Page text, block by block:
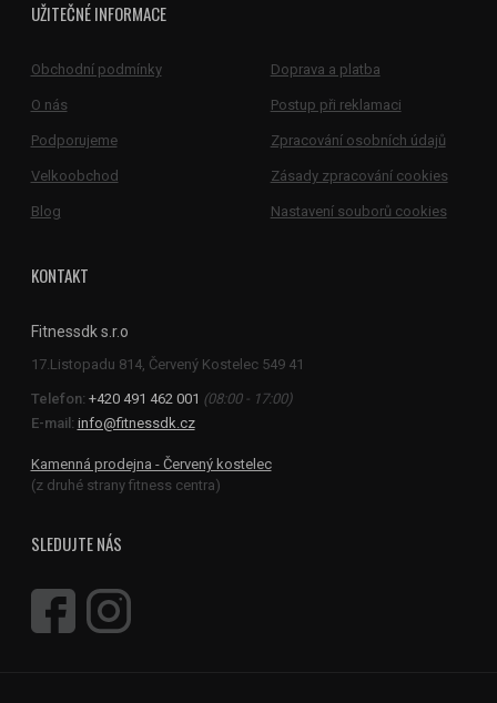
UŽITEČNÉ INFORMACE
Obchodní podmínky Doprava a platba
O nás Postup při reklamaci
Podporujeme Zpracování osobních údajů
Velkoobchod Zásady zpracování cookies
Blog Nastavení souborů cookies
KONTAKT
Fitnessdk s.r.o
Telefon: +420 491 462 001 (08:00 - 17:00)
E-mail: info@fitnessdk.cz
Kamenná prodejna - Červený kostelec
(z druhé strany fitness centra)
SLEDUJTE NÁS